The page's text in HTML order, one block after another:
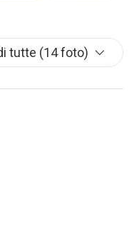
tutte (14 foto)